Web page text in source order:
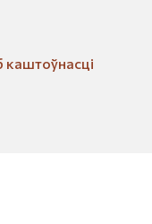
каштоўнасці